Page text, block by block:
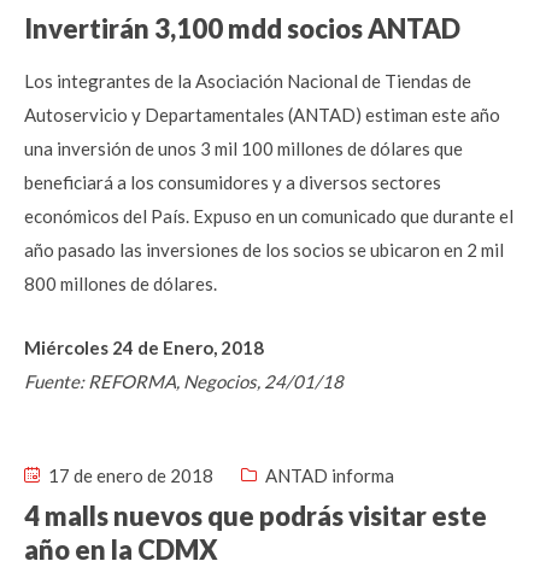
Invertirán 3,100 mdd socios ANTAD
Los integrantes de la Asociación Nacional de Tiendas de
Autoservicio y Departamentales (ANTAD) estiman este año
una inversión de unos 3 mil 100 millones de dólares que
beneficiará a los consumidores y a diversos sectores
económicos del País. Expuso en un comunicado que durante el
año pasado las inversiones de los socios se ubicaron en 2 mil
800 millones de dólares.
Miércoles 24 de Enero, 2018
Fuente: REFORMA, Negocios, 24/01/18
17 de enero de 2018 ANTAD informa
4 malls nuevos que podrás visitar este
año en la CDMX